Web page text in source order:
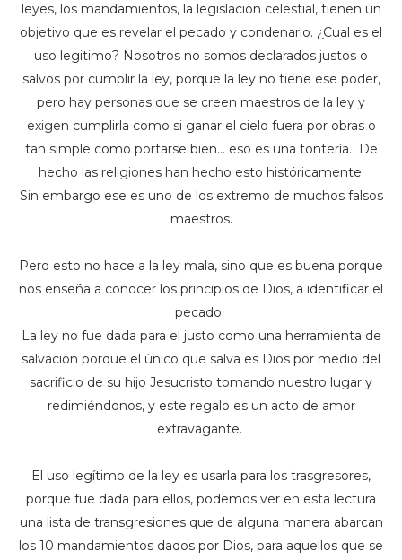
leyes, los mandamientos, la legislación celestial, tienen un
objetivo que es revelar el pecado y condenarlo. ¿Cual es el
uso legitimo? Nosotros no somos declarados justos o
salvos por cumplir la ley, porque la ley no tiene ese poder,
pero hay personas que se creen maestros de la ley y
exigen cumplirla como si ganar el cielo fuera por obras o
tan simple como portarse bien… eso es una tontería. De
hecho las religiones han hecho esto históricamente.
Sin embargo ese es uno de los extremo de muchos falsos
maestros.
Pero esto no hace a la ley mala, sino que es buena porque
nos enseña a conocer los principios de Dios, a identificar el
pecado.
La ley no fue dada para el justo como una herramienta de
salvación porque el único que salva es Dios por medio del
sacrificio de su hijo Jesucristo tomando nuestro lugar y
redimiéndonos, y este regalo es un acto de amor
extravagante.
El uso legítimo de la ley es usarla para los trasgresores,
porque fue dada para ellos, podemos ver en esta lectura
una lista de transgresiones que de alguna manera abarcan
los 10 mandamientos dados por Dios, para aquellos que se